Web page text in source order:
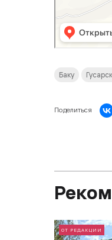
Баку
Поделиться
ОТ РЕДАКЦИИ